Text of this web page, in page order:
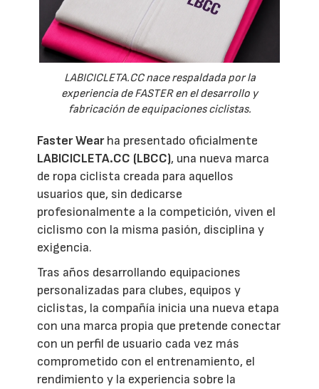
LABICICLETA.CC nace respaldada por la
experiencia de FASTER en el desarrollo y
fabricación de equipaciones ciclistas.
Faster Wearha presentado oficialmente
LABICICLETA.CC (LBCC), una nueva marca
de ropa ciclista creada para aquellos
usuarios que, sin dedicarse
profesionalmente a la competición, viven el
ciclismo con la misma pasión, disciplina y
exigencia.
Tras años desarrollando equipaciones
personalizadas para clubes, equipos y
ciclistas, la compañía inicia una nueva etapa
con una marca propia que pretende conectar
con un perfil de usuario cada vez más
comprometido con el entrenamiento, el
rendimiento y la experiencia sobre la